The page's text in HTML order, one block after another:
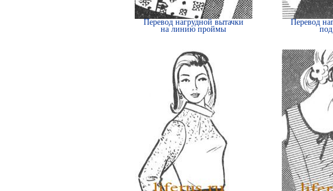
Перевод нагрудной вытачки
на линию проймы
Перевод
под